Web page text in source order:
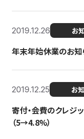
2019.12.26 お
年末年始休業のお知
2019.12.25 お
寄付・会費のクレジ
（5→4.8%）